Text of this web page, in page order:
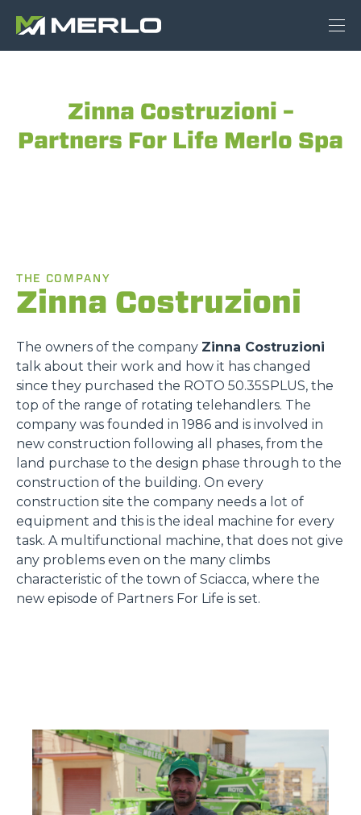
Zinna Costruzioni –
Partners For Life Merlo Spa
THE COMPANY
Zinna Costruzioni
The owners of the company Zinna Costruzioni
talk about their work and how it has changed
since they purchased the ROTO 50.35SPLUS, the
top of the range of rotating telehandlers. The
company was founded in 1986 and is involved in
new construction following all phases, from the
land purchase to the design phase through to the
construction of the building. On every
construction site the company needs a lot of
equipment and this is the ideal machine for every
task. A multifunctional machine, that does not give
any problems even on the many climbs
characteristic of the town of Sciacca, where the
new episode of Partners For Life is set.